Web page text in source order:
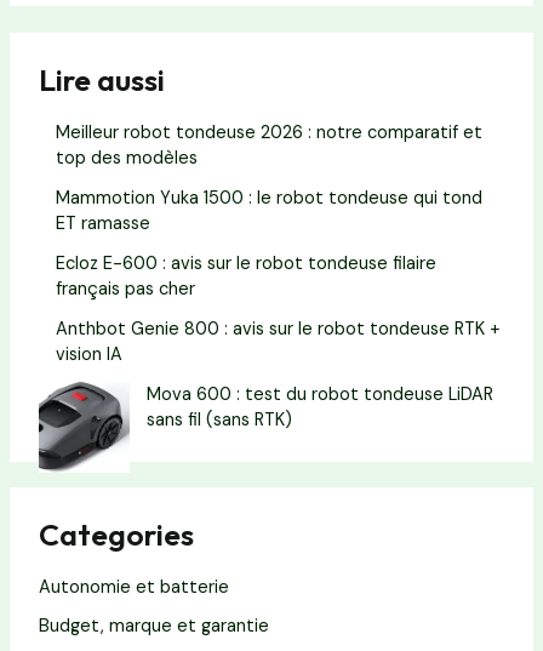
Lire aussi
Meilleur robot tondeuse 2026 : notre comparatif et
top des modèles
Mammotion Yuka 1500 : le robot tondeuse qui tond
ET ramasse
Ecloz E-600 : avis sur le robot tondeuse filaire
français pas cher
Anthbot Genie 800 : avis sur le robot tondeuse RTK +
vision IA
Mova 600 : test du robot tondeuse LiDAR
sans fil (sans RTK)
Categories
Autonomie et batterie
Budget, marque et garantie